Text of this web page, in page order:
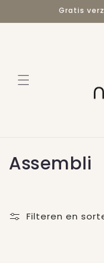
content
Gratis
C
l
Assembli
Filteren en